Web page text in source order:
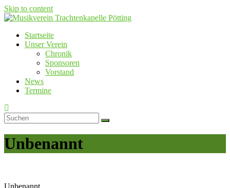
Skip to content
Musikverein Trachtenkapelle Pötting
Startseite
Unser Verein
Chronik
Sponsoren
Vorstand
News
Termine
Unbenannt
Unbenannt